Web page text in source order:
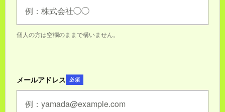
個人の方は空欄のままで構いません。
メールアドレス 必須